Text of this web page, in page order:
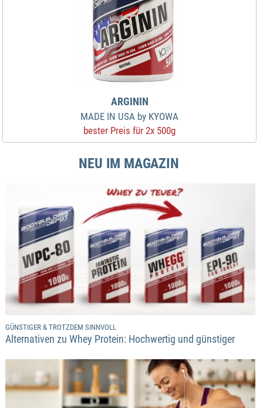
ARGININ
MADE IN USA by KYOWA
bester Preis für 2x 500g
NEU IM MAGAZIN
GÜNSTIGER & TROTZDEM SINNVOLL
Alternativen zu Whey Protein: Hochwertig und günstiger